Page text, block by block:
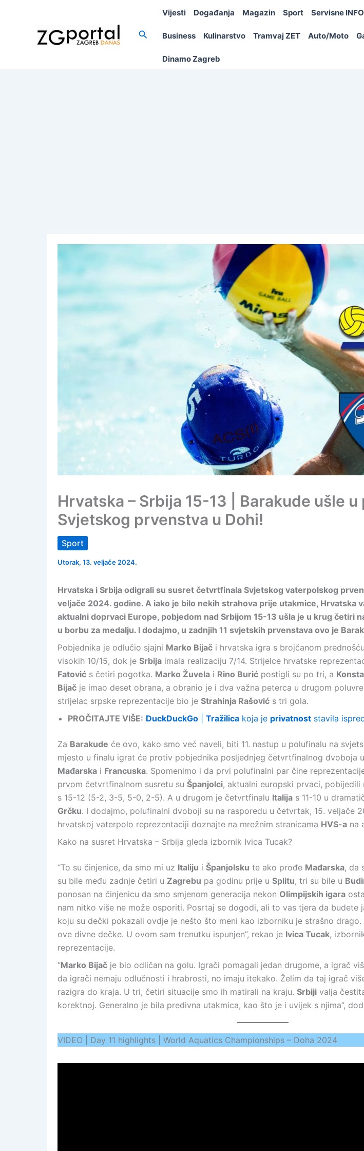
Search
Vijesti Događanja Magazin Sport Servisne INFO
Business Kulinarstvo Tramvaj ZET Auto/Moto
Dinamo Zagreb
Hrvatska – Srbija 15-13 | Barakude ušle
Svjetskog prvenstva u Dohi!
Sport
Utorak, 13. veljače 2024.
Hrvatska i Srbija odigrali su susret četvrtfinala Svjetskog vaterpolskog
veljače 2024. godine. A iako je bilo nekih strahova prije utakmice, Hrvatska
aktualni doprvaci Europe, pobjedom nad Srbijom 15-13 ušla je u krug četiri
u borbu za medalju. I dodajmo, u zadnjih 11 svjetskih prvenstava ovo je
Pobjednika je odlučio sjajni Marko Bijač i hrvatska igra s brojčanom
visokih 10/15, dok je Srbija imala realizaciju 7/14. Strijelce hrvatske
Fatović s četiri pogotka. Marko Žuvela i Rino Burić postigli su po tri, a
Bijač je imao deset obrana, a obranio je i dva važna peterca u drugom
strijelac srpske reprezentacije bio je Strahinja Rašović s tri gola.
PROČITAJTE VIŠE: DuckDuckGo Tražilica koja je privatnost stavila
Za Barakude će ovo, kako smo već naveli, biti 11. nastup u polufinalu na
mjesto u finalu igrat će protiv pobjednika posljednjeg četvrtfinalnog dvoboja
Mađarska i Francuska. Spomenimo i da prvi polufinalni par čine
prvom četvrtfinalnom susretu su Španjolci, aktualni europski prvaci, pobijedili
s 15-12 (5-2, 3-5, 5-0, 2-5). A u drugom je četvrtfinalu Italija s 11-10 u
Grčku. I dodajmo, polufinalni dvoboji su na rasporedu u četvrtak, 15. veljače
hrvatskoj vaterpolo reprezentaciji doznajte na mrežnim stranicama HVS-a na
Kako na susret Hrvatska – Srbija gleda izbornik Ivica Tucak?
“To su činjenice, da smo mi uz Italiju i Španjolsku te ako prođe Mađarska, da
su bile među zadnje četiri u Zagrebu pa godinu prije u Splitu, tri su bile u
ponosan na činjenicu da smo smjenom generacija nekon Olimpijskih igara
nam nitko više ne može osporiti. Posrtaj se dogodi, ali to vas tjera da budete
koju su dečki pokazali ovdje je nešto što meni kao izborniku je strašno drago.
ove divne dečke. U ovom sam trenutku ispunjen”, rekao je Ivica Tucak,
reprezentacije.
“Marko Bijač je bio odličan na golu. Igrači pomagali jedan drugome, a igrač
da igrači nemaju odlučnosti i hrabrosti, no imaju itekako. Želim da taj igrač
razigra do kraja. U tri, četiri situacije smo ih matirali na kraju. Srbiji valja
korektnoj. Generalno je bila predivna utakmica, kao što je i uvijek s njima”,
VIDEO | Day 11 highlights | World Aquatics Championships – Doha 2024